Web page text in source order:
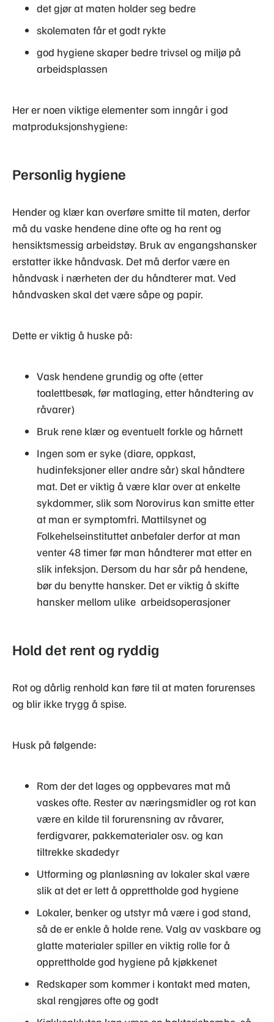
det gjør at maten holder seg bedre
skolematen får et godt rykte
god hygiene skaper bedre trivsel og miljø på
arbeidsplassen
Her er noen viktige elementer som inngår i god
matproduksjonshygiene:
Personlig hygiene
Hender og klær kan overføre smitte til maten, derfor
må du vaske hendene dine ofte og ha rent og
hensiktsmessig arbeidstøy. Bruk av engangshansker
erstatter ikke håndvask. Det må derfor være en
håndvask i nærheten der du håndterer mat. Ved
håndvasken skal det være såpe og papir.
Dette er viktig å huske på:
Vask hendene grundig og ofte (etter
toalettbesøk, før matlaging, etter håndtering av
råvarer)
Bruk rene klær og eventuelt forkle og hårnett
Ingen som er syke (diare, oppkast,
hudinfeksjoner eller andre sår) skal håndtere
mat. Det er viktig å være klar over at enkelte
sykdommer, slik som Norovirus kan smitte etter
at man er symptomfri. Mattilsynet og
Folkehelseinstituttet anbefaler derfor at man
venter 48 timer før man håndterer mat etter en
slik infeksjon. Dersom du har sår på hendene,
bør du benytte hansker. Det er viktig å skifte
hansker mellom ulike arbeidsoperasjoner
Hold det rent og ryddig
Rot og dårlig renhold kan føre til at maten forurenses
og blir ikke trygg å spise.
Husk på følgende:
Rom der det lages og oppbevares mat må
vaskes ofte. Rester av næringsmidler og rot kan
være en kilde til forurensning av råvarer,
ferdigvarer, pakkematerialer osv. og kan
tiltrekke skadedyr
Utforming og planløsning av lokaler skal være
slik at det er lett å opprettholde god hygiene
Lokaler, benker og utstyr må være i god stand,
så de er enkle å holde rene. Valg av vaskbare og
glatte materialer spiller en viktig rolle for å
opprettholde god hygiene på kjøkkenet
Redskaper som kommer i kontakt med maten,
skal rengjøres ofte og godt